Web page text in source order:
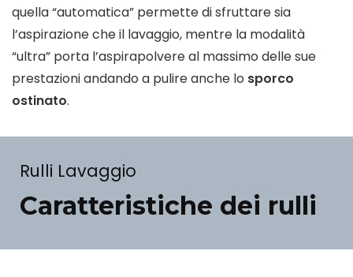
quella “automatica” permette di sfruttare sia
l’aspirazione che il lavaggio, mentre la modalità
“ultra” porta l’aspirapolvere al massimo delle sue
prestazioni andando a pulire anche lo sporco
ostinato.
Rulli Lavaggio
Caratteristiche dei rulli